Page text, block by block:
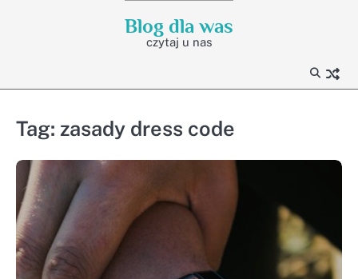
Blog dla was
czytaj u nas
Tag: zasady dress code